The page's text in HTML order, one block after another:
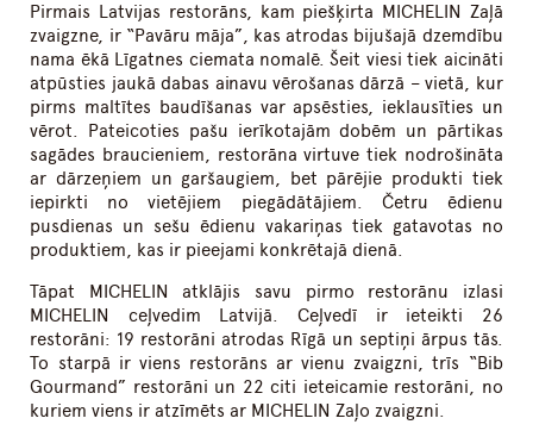
Pirmais Latvijas restorāns, kam piešķirta MICHELIN Zaļā
zvaigzne, ir “Pavāru māja”, kas atrodas bijušajā dzemdību
nama ēkā Līgatnes ciemata nomalē. Šeit viesi tiek aicināti
atpūsties jaukā dabas ainavu vērošanas dārzā – vietā, kur
pirms maltītes baudīšanas var apsēsties, ieklausīties un
vērot. Pateicoties pašu ierīkotajām dobēm un pārtikas
sagādes braucieniem, restorāna virtuve tiek nodrošināta
ar dārzeņiem un garšaugiem, bet pārējie produkti tiek
iepirkti no vietējiem piegādātājiem. Četru ēdienu
pusdienas un sešu ēdienu vakariņas tiek gatavotas no
produktiem, kas ir pieejami konkrētajā dienā.
Tāpat MICHELIN atklājis savu pirmo restorānu izlasi
MICHELIN ceļvedim Latvijā. Ceļvedī ir ieteikti 26
restorāni: 19 restorāni atrodas Rīgā un septiņi ārpus tās.
To starpā ir viens restorāns ar vienu zvaigzni, trīs “Bib
Gourmand” restorāni un 22 citi ieteicamie restorāni, no
kuriem viens ir atzīmēts ar MICHELIN Zaļo zvaigzni.